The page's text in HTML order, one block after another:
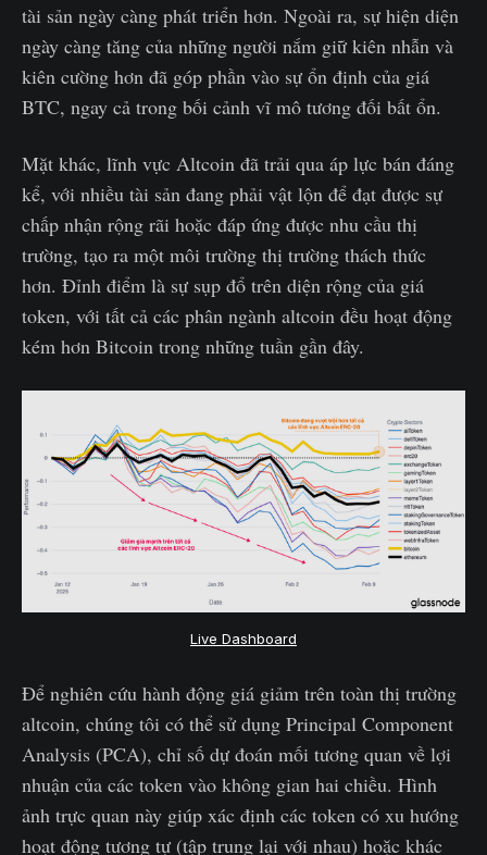
tài sản ngày càng phát triển hơn. Ngoài ra, sự hiện diện
ngày càng tăng của những người nắm giữ kiên nhẫn và
kiên cường hơn đã góp phần vào sự ổn định của giá
BTC, ngay cả trong bối cảnh vĩ mô tương đối bất ổn.
Mặt khác, lĩnh vực Altcoin đã trải qua áp lực bán đáng
kể, với nhiều tài sản đang phải vật lộn để đạt được sự
chấp nhận rộng rãi hoặc đáp ứng được nhu cầu thị
trường, tạo ra một môi trường thị trường thách thức
hơn. Đỉnh điểm là sự sụp đổ trên diện rộng của giá
token, với tất cả các phân ngành altcoin đều hoạt động
kém hơn Bitcoin trong những tuần gần đây.
Live Dashboard
Để nghiên cứu hành động giá giảm trên toàn thị trường
altcoin, chúng tôi có thể sử dụng Principal Component
Analysis (PCA), chỉ số dự đoán mối tương quan về lợi
nhuận của các token vào không gian hai chiều. Hình
ảnh trực quan này giúp xác định các token có xu hướng
hoạt động tương tự (tập trung lại với nhau) hoặc khác